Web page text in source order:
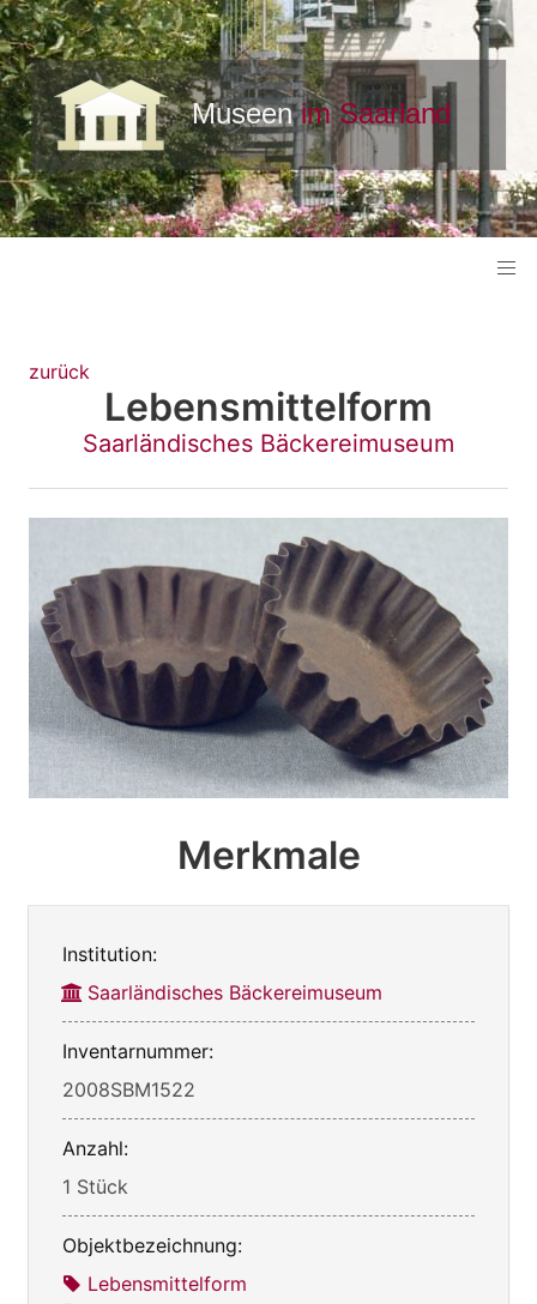
zurück
Lebensmittelform
Saarländisches Bäckereimuseum
Merkmale
Institution:
Saarländisches Bäckereimuseum
Inventarnummer:
2008SBM1522
Anzahl:
1 Stück
Objektbezeichnung:
Lebensmittelform